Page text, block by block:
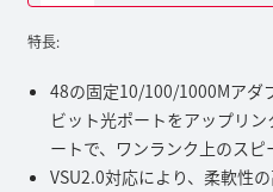
特長:
48の固定10/100/1000Mアダ
ビット光ポートをアップリ
ートで、ワンランク上のスピ
VSU2.0対応により、柔軟性